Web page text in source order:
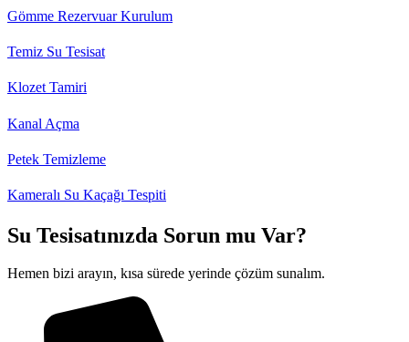
Gömme Rezervuar Kurulum
Temiz Su Tesisat
Klozet Tamiri
Kanal Açma
Petek Temizleme
Kameralı Su Kaçağı Tespiti
Su Tesisatınızda Sorun mu Var?
Hemen bizi arayın, kısa sürede yerinde çözüm sunalım.